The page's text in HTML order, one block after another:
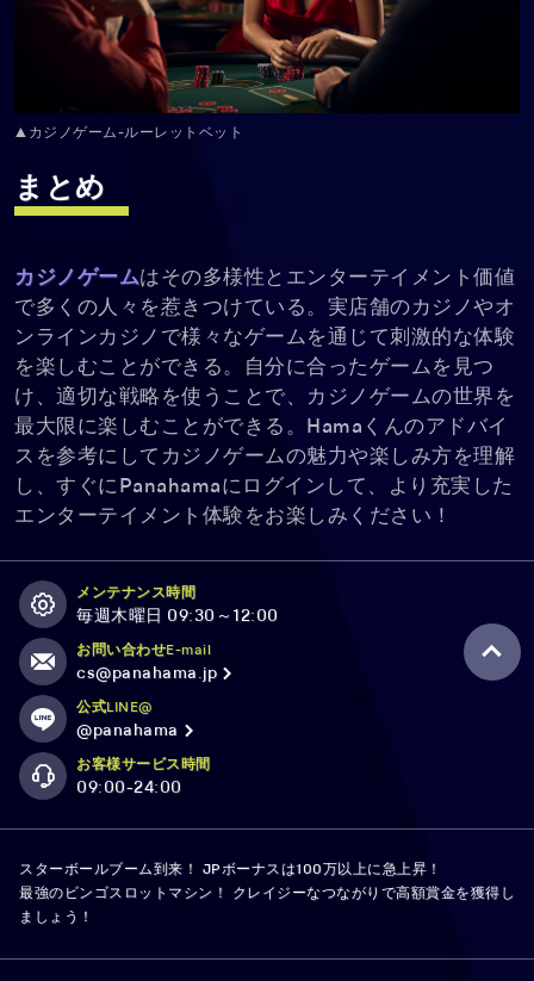
▲カジノゲーム-ルーレットベット
まとめ
カジノゲームはその多様性とエンターテイメント価値
で多くの人々を惹きつけている。実店舗のカジノやオ
ンラインカジノで様々なゲームを通じて刺激的な体験
を楽しむことができる。自分に合ったゲームを見つ
け、適切な戦略を使うことで、カジノゲームの世界を
最大限に楽しむことができる。Hamaくんのアドバイ
スを参考にしてカジノゲームの魅力や楽しみ方を理解
し、すぐにPanahamaにログインして、より充実した
エンターテイメント体験をお楽しみください！
メンテナンス時間
毎週木曜日 09:30～12:00
お問い合わせE-mail
cs@panahama.jp
公式LINE@
@panahama
お客様サービス時間
09:00-24:00
スターボールブーム到来！ JPボーナスは100万以上に急上昇！
最強のビンゴスロットマシン！ クレイジーなつながりで高額賞金を獲得し
ましょう！